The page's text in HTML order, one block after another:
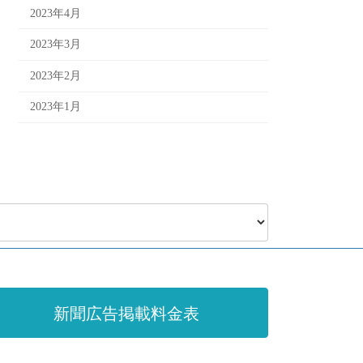
2023年4月
2023年3月
2023年2月
2023年1月
新聞広告掲載料金表